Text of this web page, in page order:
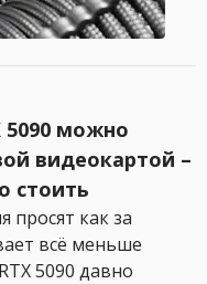
5090 можно
видеокартой –
стоить
просят как за
всё меньше
5090 давно